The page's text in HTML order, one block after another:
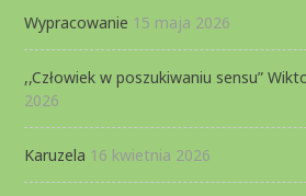
Wypracowanie 15 maja 2026
,,Człowiek w poszukiwaniu sensu”
2026
Karuzela 16 kwietnia 2026